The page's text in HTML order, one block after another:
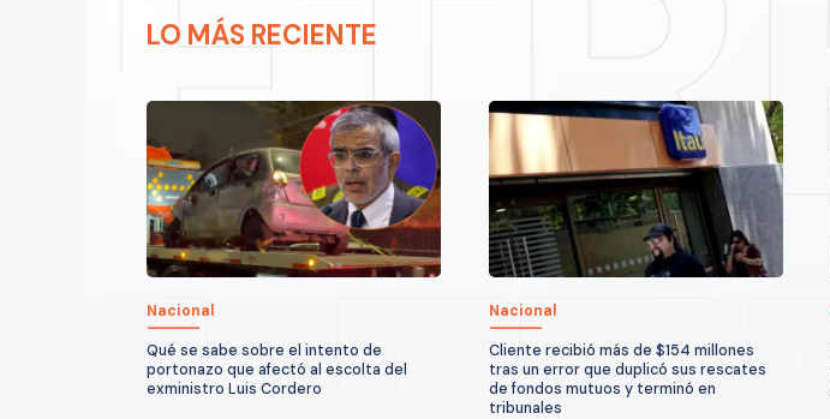
LO MÁS RECIENTE
Nacional
Qué se sabe sobre el intento de
portonazo que afectó al escolta del
exministro Luis Cordero
Nacional
Cliente recibió más de $154 millones
tras un error que duplicó sus rescates
de fondos mutuos y terminó en
tribunales